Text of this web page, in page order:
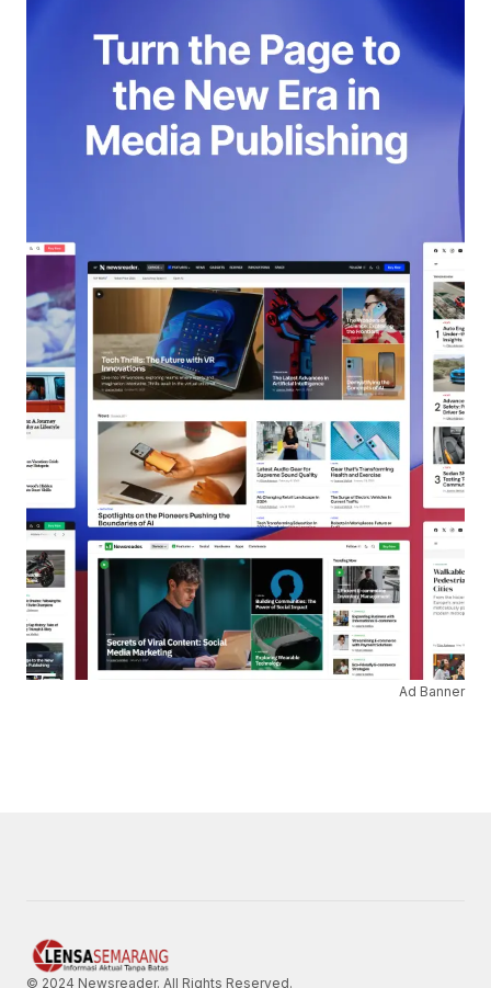
Ad Banner
© 2024 Newsreader. All Rights Reserved.